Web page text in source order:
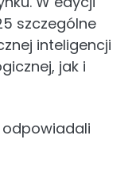
szczególne
inteligencji
jak i